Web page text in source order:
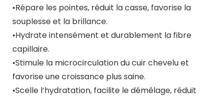
•Répare les pointes, réduit la casse, favorise la
souplesse et la brillance.
•Hydrate intensément et durablement la fibre
capillaire.
•Stimule la microcirculation du cuir chevelu et
favorise une croissance plus saine.
•Scelle l’hydratation, facilite le démêlage, réduit